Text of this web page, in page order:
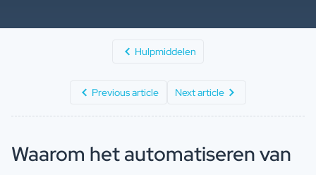
Hulpmiddelen
Previous article Next article
Waarom het automatiseren van